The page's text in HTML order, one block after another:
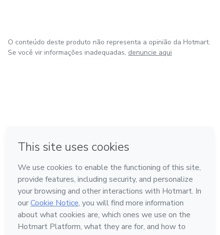
O conteúdo deste produto não representa a opinião da Hotmart.
Se você vir informações inadequadas, denuncie aqui
Feito com ❤ na Cidade do México
Conheça a Hotmart
Idioma